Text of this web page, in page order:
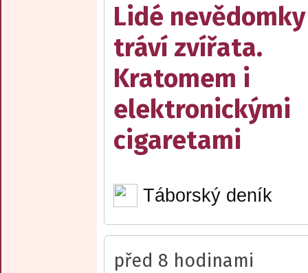
Lidé nevědomky
tráví zvířata.
Kratomem i
elektronickými
cigaretami
Táborský deník
před 8 hodinami